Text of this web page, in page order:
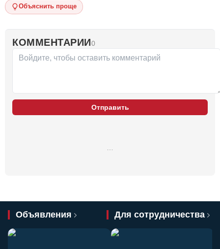
Объяснить проще
КОММЕНТАРИИ0
Отправить
Объявления Для сотрудничества